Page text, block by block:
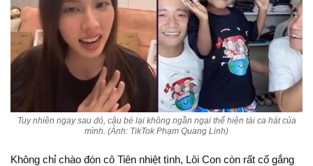
Tuy nhiên ngay sau đó, cậu bé lại không ngần ngại thể hiện tài ca hát của
mình. (Ảnh: TikTok Phạm Quang Linh)
Không chỉ chào đón cô Tiên nhiệt tình, Lôi Con còn rất cố gắng